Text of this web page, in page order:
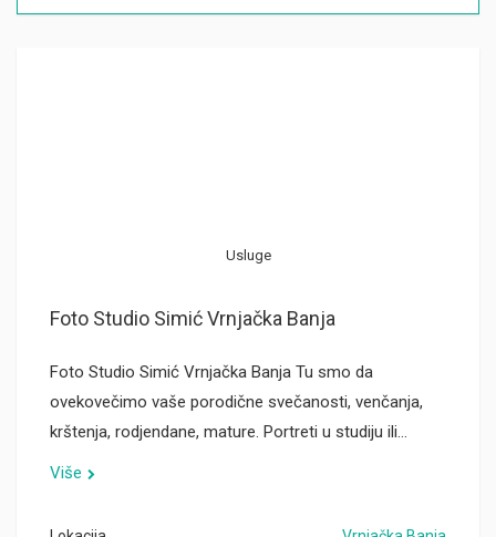
Usluge
Foto Studio Simić Vrnjačka Banja
Foto Studio Simić Vrnjačka Banja Tu smo da
ovekovečimo vaše porodične svečanosti, venčanja,
krštenja, rodjendane, mature. Portreti u studiju ili…
Više